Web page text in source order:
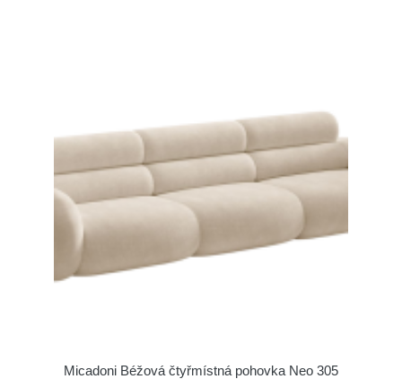
Micadoni Béžová čtyřmístná pohovka Neo 305